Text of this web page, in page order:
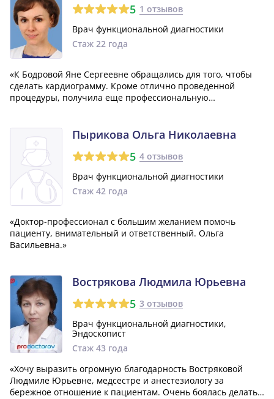
5 1 отзывов
Врач функциональной диагностики
Стаж 22 года
«К Бодровой Яне Сергеевне обращались для того, чтобы
сделать кардиограмму. Кроме отлично проведенной
процедуры, получила еще профессиональную
Пырикова Ольга Николаевна
5 4 отзывов
Врач функциональной диагностики
Стаж 42 года
«Доктор-профессионал с большим желанием помочь
пациенту, внимательный и ответственный. Ольга
Васильевна.»
Вострякова Людмила Юрьевна
5 3 отзывов
Врач функциональной диагностики,
Эндоскопист
Стаж 43 года
«Хочу выразить огромную благодарность Востряковой
Людмиле Юрьевне, медсестре и анестезиологу за
бережное отношение к пациентам. Очень боялась делать